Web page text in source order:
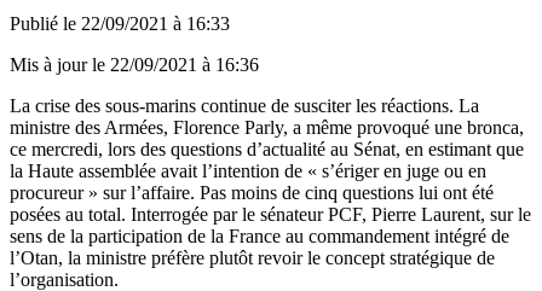
Publié le 22/09/2021 à 16:33
Mis à jour le 22/09/2021 à 16:36
La crise des sous-marins continue de susciter les réactions. La
ministre des Armées, Florence Parly, a même provoqué une bronca,
ce mercredi, lors des questions d’actualité au Sénat, en estimant que
la Haute assemblée avait l’intention de « s’ériger en juge ou en
procureur » sur l’affaire. Pas moins de cinq questions lui ont été
posées au total. Interrogée par le sénateur PCF, Pierre Laurent, sur le
sens de la participation de la France au commandement intégré de
l’Otan, la ministre préfère plutôt revoir le concept stratégique de
l’organisation.